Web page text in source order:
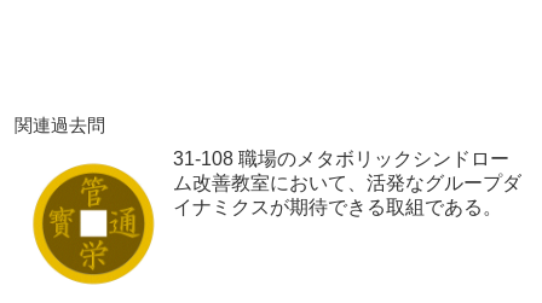
関連過去問
31-108 職場のメタボリックシンドロー
ム改善教室において、活発なグループダ
イナミクスが期待できる取組である。